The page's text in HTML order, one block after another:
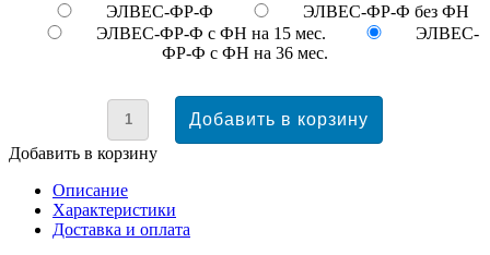
ЭЛВЕС-ФР-Ф
ЭЛВЕС-ФР-Ф без ФН
ЭЛВЕС-ФР-Ф с ФН на 15 мес.
ЭЛВЕС-
ФР-Ф с ФН на 36 мес.
Добавить в корзину
Описание
Характеристики
Доставка и оплата